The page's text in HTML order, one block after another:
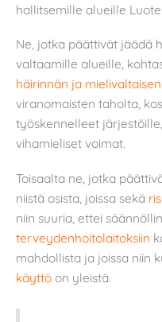
hallitsemille alueille
Ne, jotka päättivät jäädä
valtaamille alueille,
häirinnän ja
viranomaisten taholta,
työskennelleet
vihamieliset voimat.
Toisaalta ne, jotka
niistä osista, joissa sekä
niin suuria, ettei
terveydenhoitolaitoksiin
mahdollista ja joissa niin
käyttö on yleistä.